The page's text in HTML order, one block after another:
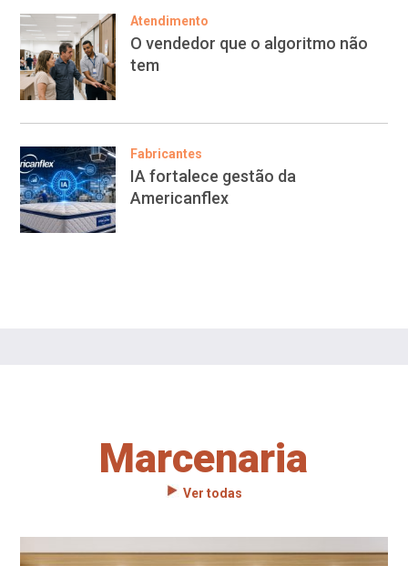
Atendimento
O vendedor que o algoritmo não
tem
Fabricantes
IA fortalece gestão da
Americanflex
Marcenaria
Ver todas